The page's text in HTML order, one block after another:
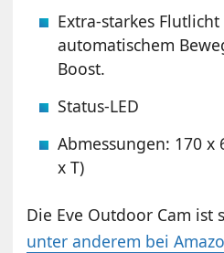
Extra-starkes
automatischem
Boost.
Status-LED
Abmessungen: 170 x
x T)
Die Eve Outdoor Cam ist
unter anderem bei